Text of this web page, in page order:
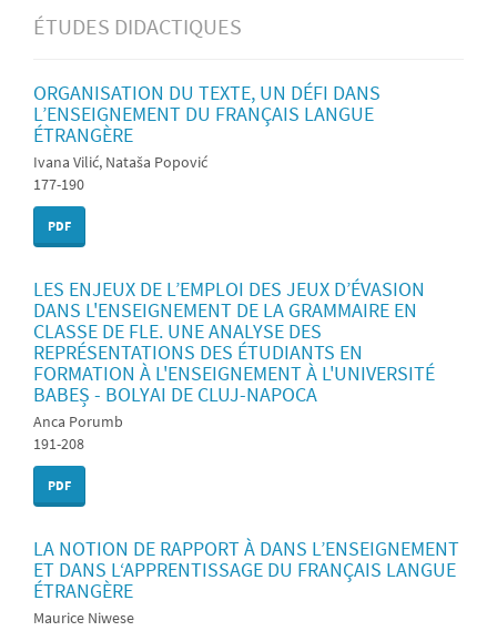
ÉTUDES DIDACTIQUES
ORGANISATION DU TEXTE, UN DÉFI DANS
L’ENSEIGNEMENT DU FRANÇAIS LANGUE
ÉTRANGÈRE
Ivana Vilić, Nataša Popović
177-190
PDF
LES ENJEUX DE L’EMPLOI DES JEUX D’ÉVASION
DANS L'ENSEIGNEMENT DE LA GRAMMAIRE EN
CLASSE DE FLE. UNE ANALYSE DES
REPRÉSENTATIONS DES ÉTUDIANTS EN
FORMATION À L'ENSEIGNEMENT À L'UNIVERSITÉ
BABEȘ - BOLYAI DE CLUJ-NAPOCA
Anca Porumb
191-208
PDF
LA NOTION DE RAPPORT À DANS L’ENSEIGNEMENT
ET DANS L‘APPRENTISSAGE DU FRANÇAIS LANGUE
ÉTRANGÈRE
Maurice Niwese